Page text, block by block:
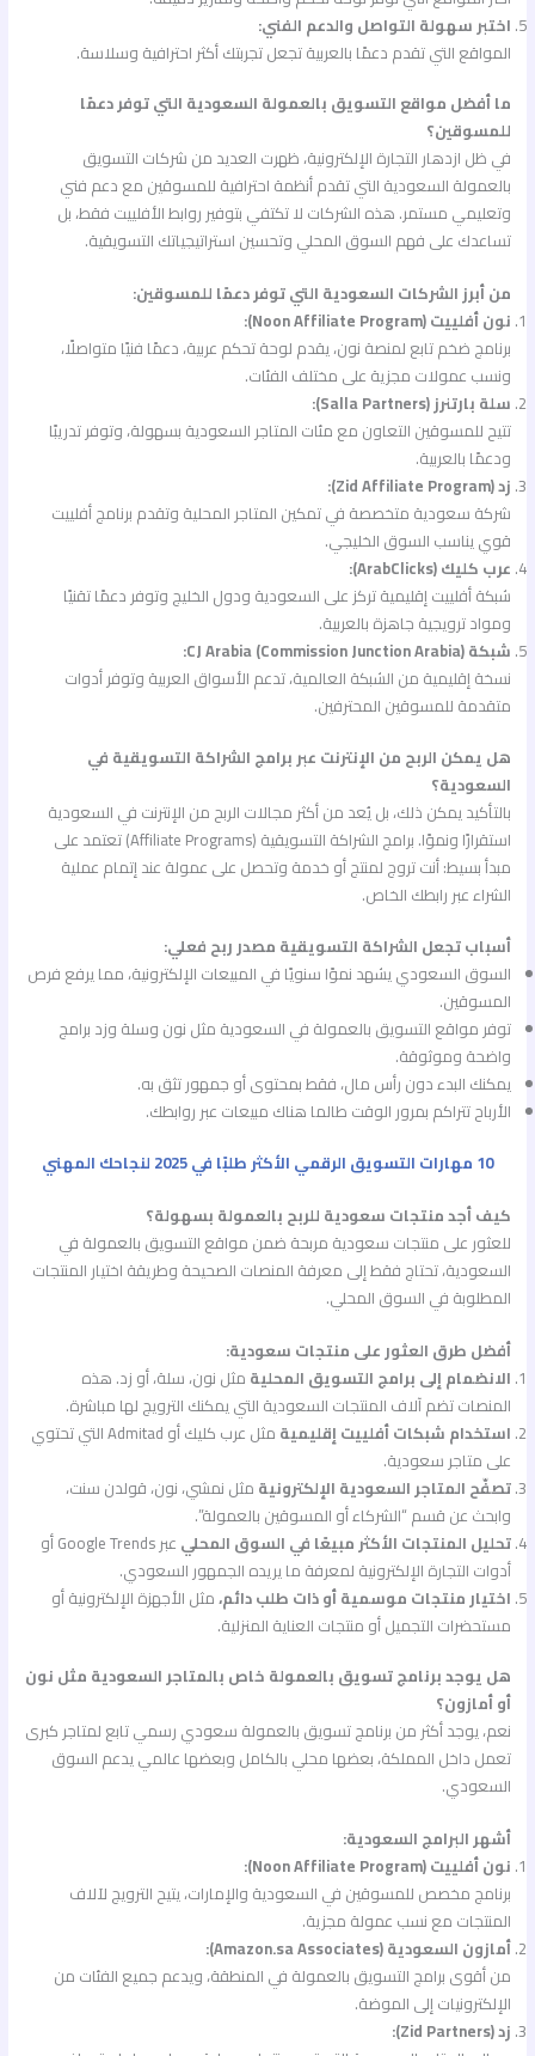
اختبر سهولة التواصل والدعم الفني:
المواقع التي تقدم دعمًا بالعربية تجعل تجربتك أكثر احترافية وسلاسة.
ما أفضل مواقع التسويق بالعمولة السعودية التي توفر دعمًا
للمسوقين؟
في ظل ازدهار التجارة الإلكترونية، ظهرت العديد من شركات التسويق
بالعمولة السعودية التي تقدم أنظمة احترافية للمسوقين مع دعم فني
وتعليمي مستمر. هذه الشركات لا تكتفي بتوفير روابط الأفلييت فقط، بل
تساعدك على فهم السوق المحلي وتحسين استراتيجياتك التسويقية.
من أبرز الشركات السعودية التي توفر دعمًا للمسوقين:
نون أفلييت (Noon Affiliate Program):
برنامج ضخم تابع لمنصة نون، يقدم لوحة تحكم عربية، دعمًا فنيًا متواصلًا،
ونسب عمولات مجزية على مختلف الفئات.
سلة بارتنرز (Salla Partners):
تتيح للمسوقين التعاون مع مئات المتاجر السعودية بسهولة، وتوفر تدريبًا
ودعمًا بالعربية.
زد (Zid Affiliate Program):
شركة سعودية متخصصة في تمكين المتاجر المحلية وتقدم برنامج أفلييت
قوي يناسب السوق الخليجي.
عرب كليك (ArabClicks):
شبكة أفلييت إقليمية تركز على السعودية ودول الخليج وتوفر دعمًا تقنيًا
ومواد ترويجية جاهزة بالعربية.
شبكة CJ Arabia (Commission Junction Arabia):
نسخة إقليمية من الشبكة العالمية، تدعم الأسواق العربية وتوفر أدوات
متقدمة للمسوقين المحترفين.
هل يمكن الربح من الإنترنت عبر برامج الشراكة التسويقية في
السعودية؟
بالتأكيد يمكن ذلك، بل يُعد من أكثر مجالات الربح من الإنترنت في السعودية
استقرارًا ونموًا. برامج الشراكة التسويقية (Affiliate Programs) تعتمد على
مبدأ بسيط: أنت تروج لمنتج أو خدمة وتحصل على عمولة عند إتمام عملية
الشراء عبر رابطك الخاص.
أسباب تجعل الشراكة التسويقية مصدر ربح فعلي:
السوق السعودي يشهد نموًا سنويًا في المبيعات الإلكترونية، مما يرفع فرص
المسوقين.
توفر مواقع التسويق بالعمولة في السعودية مثل نون وسلة وزد برامج
واضحة وموثوقة.
يمكنك البدء دون رأس مال، فقط بمحتوى أو جمهور تثق به.
الأرباح تتراكم بمرور الوقت طالما هناك مبيعات عبر روابطك.
10 مهارات التسويق الرقمي الأكثر طلبًا في 2025 لنجاحك المهني
كيف أجد منتجات سعودية للربح بالعمولة بسهولة؟
للعثور على منتجات سعودية مربحة ضمن مواقع التسويق بالعمولة في
السعودية، تحتاج فقط إلى معرفة المنصات الصحيحة وطريقة اختيار المنتجات
المطلوبة في السوق المحلي.
أفضل طرق العثور على منتجات سعودية:
الانضمام إلى برامج التسويق المحلية مثل نون، سلة، أو زد. هذه
المنصات تضم آلاف المنتجات السعودية التي يمكنك الترويج لها مباشرة.
استخدام شبكات أفلييت إقليمية
مثل عرب كليك أو Admitad التي تحتوي
على متاجر سعودية.
تصفّح المتاجر السعودية الإلكترونية مثل نمشي، نون، قولدن سنت،
وابحث عن قسم “الشركاء أو المسوقين بالعمولة”.
تحليل المنتجات الأكثر مبيعًا في السوق المحلي
عبر Google Trends أو
أدوات التجارة الإلكترونية لمعرفة ما يريده الجمهور السعودي.
اختيار منتجات موسمية أو ذات طلب دائم،مثل الأجهزة الإلكترونية أو
مستحضرات التجميل أو منتجات العناية المنزلية.
هل يوجد برنامج تسويق بالعمولة خاص بالمتاجر السعودية مثل نون
أو أمازون؟
نعم، يوجد أكثر من برنامج تسويق بالعمولة سعودي رسمي تابع لمتاجر كبرى
تعمل داخل المملكة، بعضها محلي بالكامل وبعضها عالمي يدعم السوق
السعودي.
أشهر البرامج السعودية:
نون أفلييت (Noon Affiliate Program):
برنامج مخصص للمسوقين في السعودية والإمارات، يتيح الترويج لآلاف
المنتجات مع نسب عمولة مجزية.
أمازون السعودية (Amazon.sa Associates):
من أقوى برامج التسويق بالعمولة في المنطقة، ويدعم جميع الفئات من
الإلكترونيات إلى الموضة.
زد (Zid Partners):